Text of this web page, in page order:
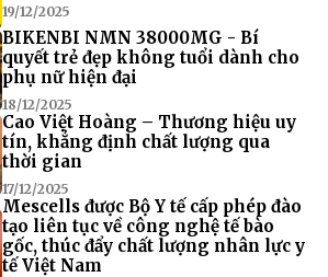
19/12/2025
BIKENBI NMN 38000MG - Bí
quyết trẻ đẹp không tuổi dành cho
phụ nữ hiện đại
18/12/2025
Cao Việt Hoàng – Thương hiệu uy
tín, khẳng định chất lượng qua
thời gian
17/12/2025
Mescells được Bộ Y tế cấp phép đào
tạo liên tục về công nghệ tế bào
gốc, thúc đẩy chất lượng nhân lực y
tế Việt Nam